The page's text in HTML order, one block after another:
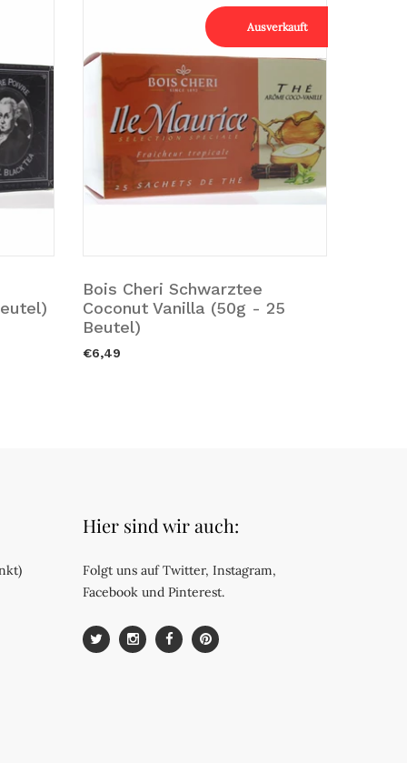
Ausverkauft
Bois Cheri Schwarztee
Coconut Vanilla (50g - 25
Beutel)
Ausverkauft.
€6,49
Hier sind wir auch:
Folgt uns auf Twitter, Instagram,
Facebook und Pinterest.